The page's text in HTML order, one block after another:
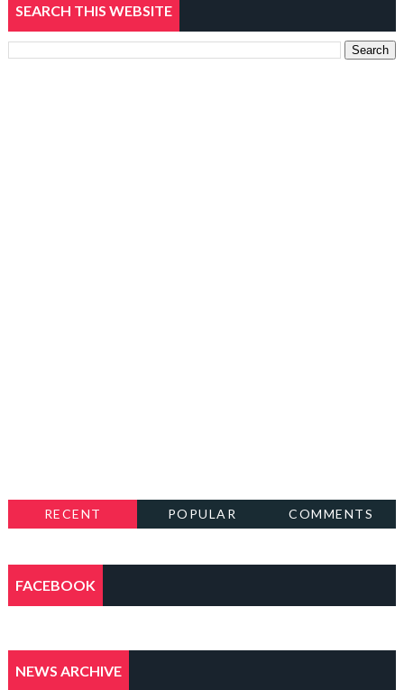
SEARCH THIS WEBSITE
RECENT POPULAR COMMENTS
FACEBOOK
NEWS ARCHIVE